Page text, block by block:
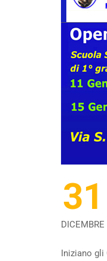
31
DICEMBRE
Iniziano gli